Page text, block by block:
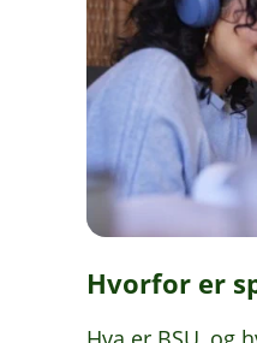
Hvorfor er